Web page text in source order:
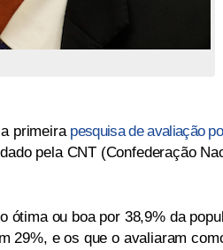
primeira pesquisa de avaliação
pela CNT (Confederação
ótima ou boa por 38,9% da
29%, e os que o avaliaram